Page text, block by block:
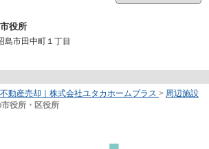
役所
島市田中町１丁目
動産売却｜株式会社ユタカホームプラス > 周辺施設
役所・区役所